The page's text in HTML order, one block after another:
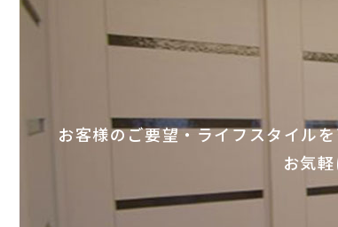
お客様のご要望・ライフスタイル
お気